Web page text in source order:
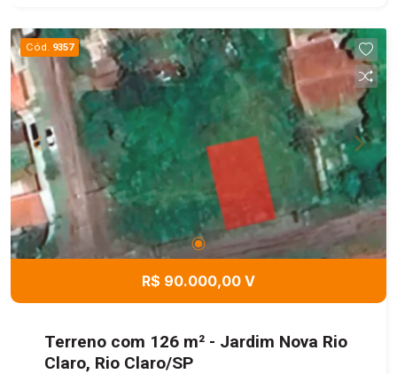
Cód. 9357
R$ 90.000,00 V
Terreno com 126 m² - Jardim Nova Rio
Claro, Rio Claro/SP